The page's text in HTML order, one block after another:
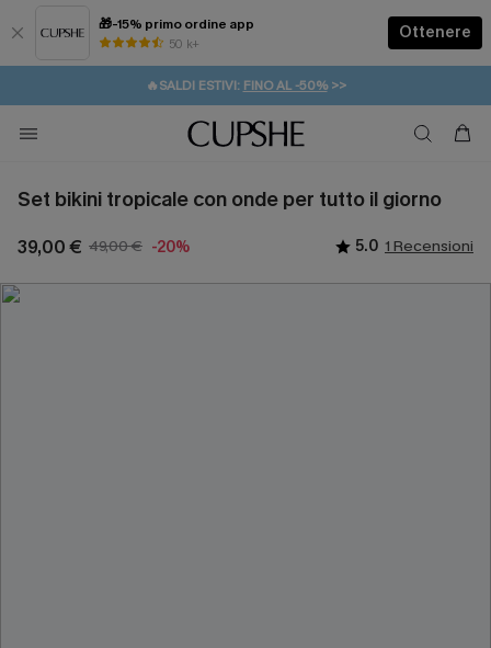
🎁-15% primo ordine app
50 k+
Ottenere
⚡️-15% SUGLI ESSENZIALI DA VACANZA | ACQUISTA
🔥SALDI ESTIVI: FINO AL -50%>>
🚚SPEDIZIONE GRATUITA DA 49€
💌REGALO PER I NUOVI: 20% DI SCONTO*
Set bikini tropicale con onde per tutto il giorno
39,00 € 49,00 € -20% 5.0 1 Recensioni